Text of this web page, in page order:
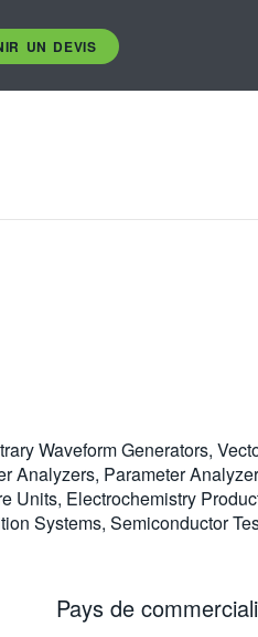
UN DEVIS
Waveform Generators,
Parameter
Units, Electrochemistry
Systems, Semiconductor
Pays de